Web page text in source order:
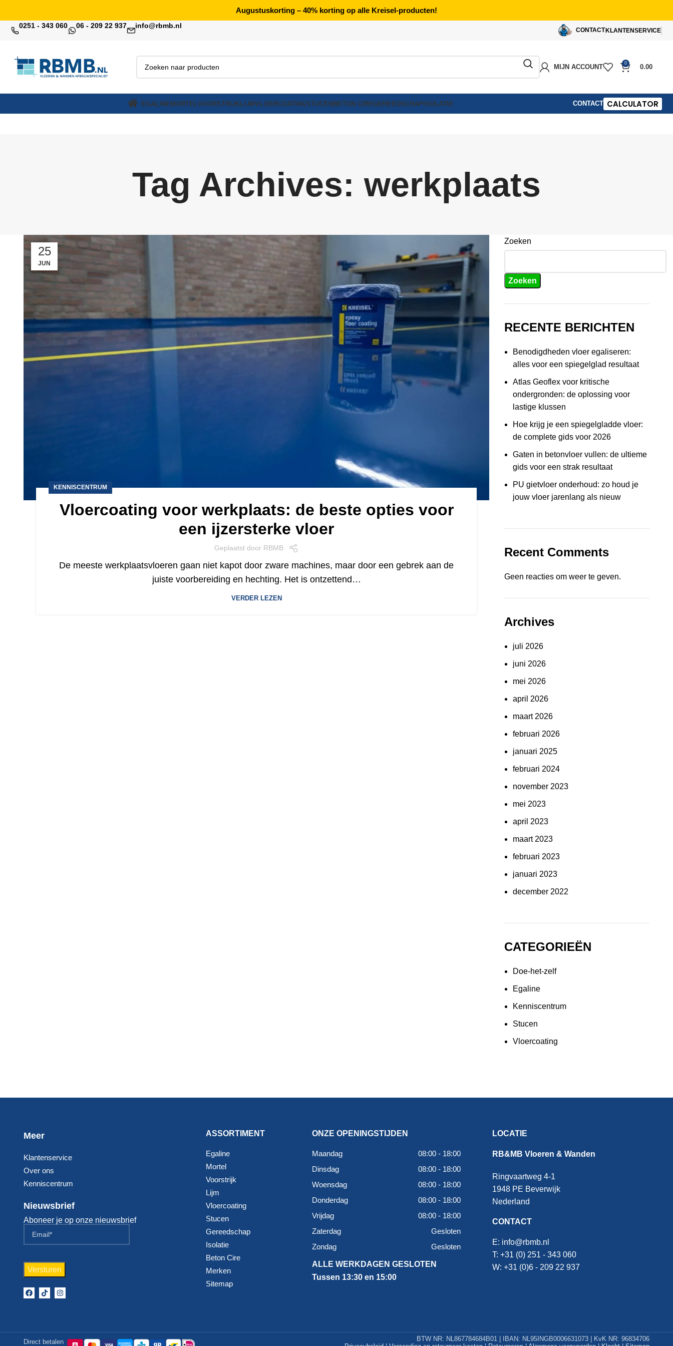
Augustuskorting – 40% korting op alle Kreisel-producten!
0251 - 343 060 06 - 209 22 937 info@rbmb.nl
CONTACT KLANTENSERVICE
MIJN ACCOUNT
0
0.00
EGALINEMORTELVOORSTRIJKLIJMVLOERCOATINGSTUCENBETON CIREGEREEDSCHAPISOLATIE CONTACT CALCULATOR
Tag Archives: werkplaats
25
JUN
KENNISCENTRUM
Vloercoating voor werkplaats: de beste opties voor
een ijzersterke vloer
Geplaatst door RBMB
De meeste werkplaatsvloeren gaan niet kapot door zware machines, maar door een gebrek aan de
juiste voorbereiding en hechting. Het is ontzettend…
VERDER LEZEN
Zoeken
Zoeken
RECENTE BERICHTEN
Benodigdheden vloer egaliseren:
alles voor een spiegelglad resultaat
Atlas Geoflex voor kritische
ondergronden: de oplossing voor
lastige klussen
Hoe krijg je een spiegelgladde vloer:
de complete gids voor 2026
Gaten in betonvloer vullen: de ultieme
gids voor een strak resultaat
PU gietvloer onderhoud: zo houd je
jouw vloer jarenlang als nieuw
Recent Comments
Geen reacties om weer te geven.
Archives
juli 2026
juni 2026
mei 2026
april 2026
maart 2026
februari 2026
januari 2025
februari 2024
november 2023
mei 2023
april 2023
maart 2023
februari 2023
januari 2023
december 2022
CATEGORIEËN
Doe-het-zelf
Egaline
Kenniscentrum
Stucen
Vloercoating
Meer
Klantenservice
Over ons
Kenniscentrum
Nieuwsbrief
Aboneer je op onze nieuwsbrief
ASSORTIMENT
Egaline
Mortel
Voorstrijk
Lijm
Vloercoating
Stucen
Gereedschap
Isolatie
Beton Cire
Merken
Sitemap
ONZE OPENINGSTIJDEN
Maandag
08:00 - 18:00
Dinsdag
08:00 - 18:00
Woensdag
08:00 - 18:00
Donderdag
08:00 - 18:00
Vrijdag
08:00 - 18:00
Zaterdag
Gesloten
Zondag
Gesloten
ALLE WERKDAGEN GESLOTEN
Tussen 13:30 en 15:00
LOCATIE
RB&MB Vloeren & Wanden
Ringvaartweg 4-1
1948 PE Beverwijk
Nederland
CONTACT
E: info@rbmb.nl
T: +31 (0) 251 - 343 060
W: +31 (0)6 - 209 22 937
Direct betalen
BTW NR: NL867784684B01 | IBAN: NL95INGB0006631073 | KvK NR: 96834706